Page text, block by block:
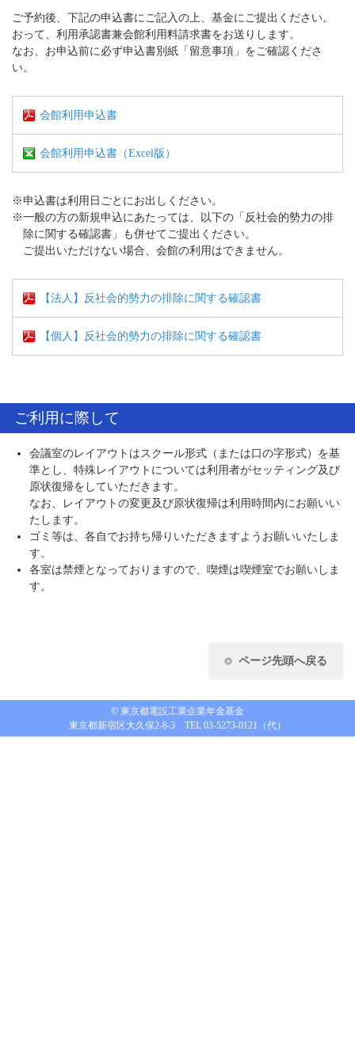
ご予約後、下記の申込書にご記入の上、基金にご提出ください。
おって、利用承認書兼会館利用料請求書をお送りします。
なお、お申込前に必ず申込書別紙「留意事項」をご確認くださ
い。
会館利用申込書
会館利用申込書（Excel版）
※申込書は利用日ごとにお出しください。
※一般の方の新規申込にあたっては、以下の「反社会的勢力の排
除に関する確認書」も併せてご提出ください。
ご提出いただけない場合、会館の利用はできません。
【法人】反社会的勢力の排除に関する確認書
【個人】反社会的勢力の排除に関する確認書
ご利用に際して
会議室のレイアウトはスクール形式（または口の字形式）を基
準とし、特殊レイアウトについては利用者がセッティング及び
原状復帰をしていただきます。
なお、レイアウトの変更及び原状復帰は利用時間内にお願いい
たします。
ゴミ等は、各自でお持ち帰りいただきますようお願いいたしま
す。
各室は禁煙となっておりますので、喫煙は喫煙室でお願いしま
す。
ページ先頭へ戻る
© 東京都電設工業企業年金基金
東京都新宿区大久保2-8-3 TEL 03-5273-0121（代）